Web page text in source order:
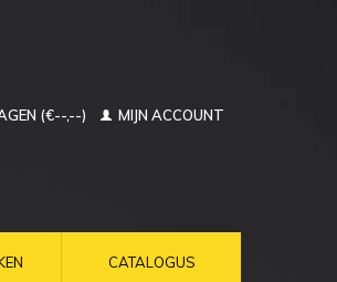
(€--,--) MIJN ACCOUNT
CATALOGUS